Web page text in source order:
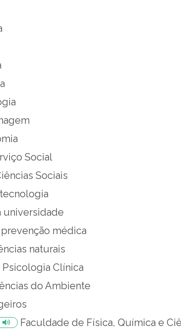
Social
Sociais
universidade
médica
naturais
Clínica
do Ambiente
Faculdade de Física, Química e